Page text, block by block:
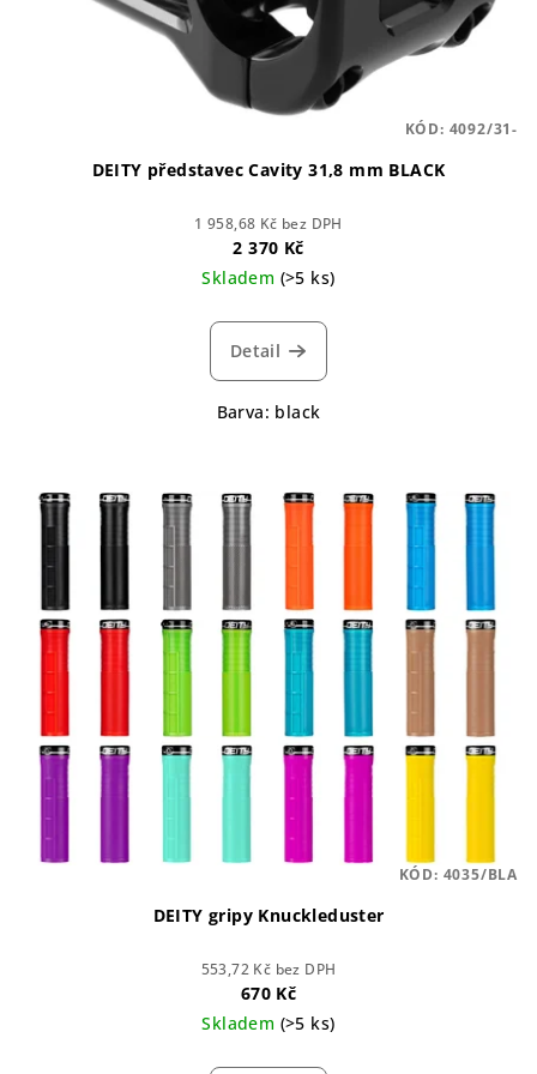
DEITY představec Cavity 31,8 mm BLACK
1 958,68 Kč bez DPH
2 370 Kč
Skladem (>5 ks)
Detail
Barva: black
KÓD: 4092/31-
DEITY gripy Knuckleduster
553,72 Kč bez DPH
670 Kč
Skladem (>5 ks)
KÓD: 4035/BLA